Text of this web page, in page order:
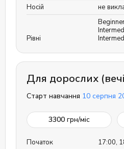
Носій
не
Рівні
Для дорослих
Старт навчання 10 серпня
3300 грн/міс
Початок
17:00,